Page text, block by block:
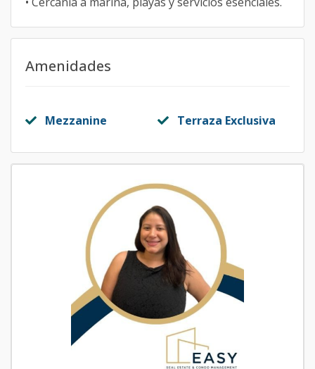
Amenidades
Mezzanine Terraza Exclusiva